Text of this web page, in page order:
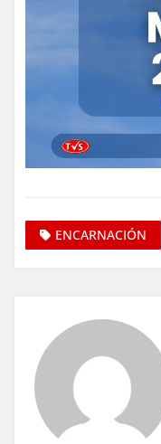
ENCARNACIÓN